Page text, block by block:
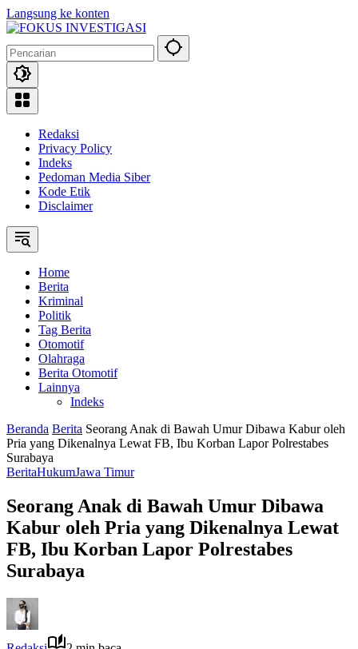
Langsung ke konten
Redaksi
Privacy Policy
Indeks
Pedoman Media Siber
Kode Etik
Disclaimer
Home
Berita
Kriminal
Politik
Tag Berita
Otomotif
Olahraga
Berita Otomotif
Lainnya
Indeks
Beranda Berita Seorang Anak di Bawah Umur Dibawa Kabur oleh
Pria yang Dikenalnya Lewat FB, Ibu Korban Lapor Polrestabes
Surabaya
BeritaHukumJawa Timur
Seorang Anak di Bawah Umur Dibawa
Kabur oleh Pria yang Dikenalnya Lewat
FB, Ibu Korban Lapor Polrestabes
Surabaya